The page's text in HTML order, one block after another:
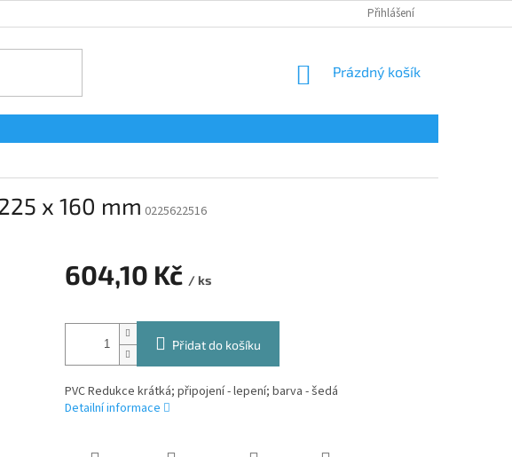
Přihlášení
NÁKUPNÍ
Prázdný košík
x 160 mm 0225622516
604,10 Kč / ks
cena:
Přidat do košíku
PVC Redukce krátká; připojení - lepení; barva - šedá
Detailní informace